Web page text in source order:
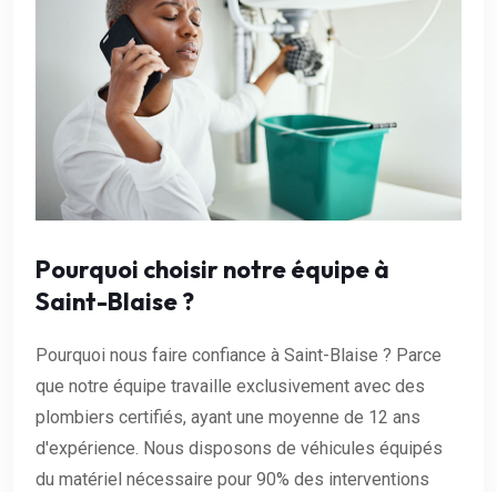
Pourquoi choisir notre équipe à
Saint-Blaise ?
Pourquoi nous faire confiance à Saint-Blaise ? Parce
que notre équipe travaille exclusivement avec des
plombiers certifiés, ayant une moyenne de 12 ans
d'expérience. Nous disposons de véhicules équipés
du matériel nécessaire pour 90% des interventions